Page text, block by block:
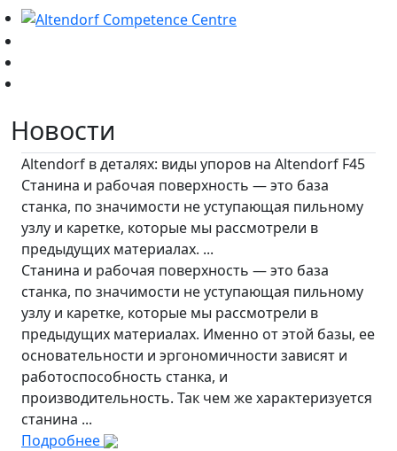
Новости
Altendorf в деталях: виды упоров на Altendorf F45
Станина и рабочая поверхность — это база
станка, по значимости не уступающая пильному
узлу и каретке, которые мы рассмотрели в
предыдущих материалах. ...
Станина и рабочая поверхность — это база
станка, по значимости не уступающая пильному
узлу и каретке, которые мы рассмотрели в
предыдущих материалах. Именно от этой базы, ее
основательности и эргономичности зависят и
работоспособность станка, и
производительность. Так чем же характеризуется
станина ...
Подробнее